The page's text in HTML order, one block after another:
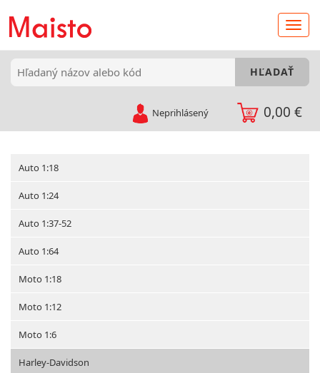
0,00 €
Neprihlásený
Auto 1:18
Auto 1:24
Auto 1:37-52
Auto 1:64
Moto 1:18
Moto 1:12
Moto 1:6
Harley-Davidson